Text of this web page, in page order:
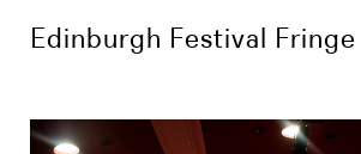
Edinburgh Festival Fringe